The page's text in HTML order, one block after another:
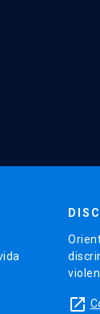
launch